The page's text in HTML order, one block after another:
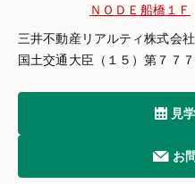
ＮＯＤＥ船橋１Ｆ
三井不動産リアルティ株式会社
国土交通大臣（１５）第７７
見
お